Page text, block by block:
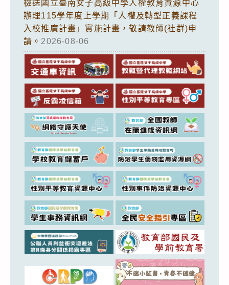
檢送國立臺南女子高級中學人權教育資源中心
辦理115學年度上學期「人權及轉型正義課程
入校推廣計畫」實施計畫，敬請教師(社群)申
請。 2026-08-06